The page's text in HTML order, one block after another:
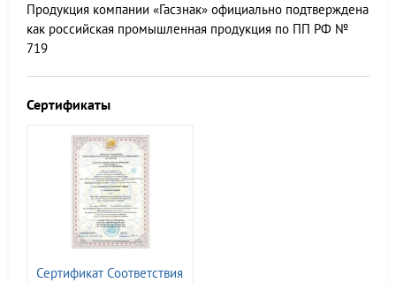
Продукция компании «Гасзнак» официально подтверждена
как российская промышленная продукция по ПП РФ №
719
Сертификаты
Сертификат Соответствия